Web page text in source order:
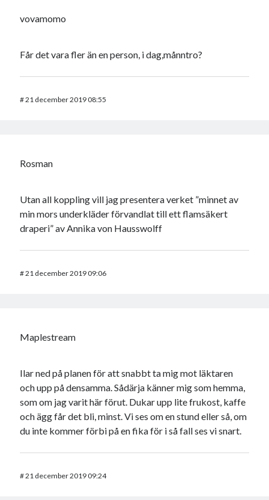
vovamomo
Får det vara fler än en person, i dag,månntro?
#21 december 2019 08:55
Rosman
Utan all koppling vill jag presentera verket ”minnet av
min mors underkläder förvandlat till ett flamsäkert
draperi” av Annika von Hausswolff
#21 december 2019 09:06
Maplestream
Ilar ned på planen för att snabbt ta mig mot läktaren
och upp på densamma. Sådärja känner mig som hemma,
som om jag varit här förut. Dukar upp lite frukost, kaffe
och ägg får det bli, minst. Vi ses om en stund eller så, om
du inte kommer förbi på en fika för i så fall ses vi snart.
#21 december 2019 09:24